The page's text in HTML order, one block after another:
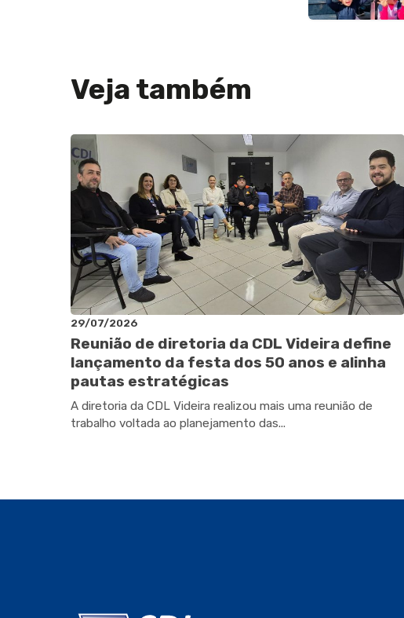
Veja também
29/07/2026
Reunião de diretoria da CDL Videira define
lançamento da festa dos 50 anos e alinha
pautas estratégicas
A diretoria da CDL Videira realizou mais uma reunião de
trabalho voltada ao planejamento das...